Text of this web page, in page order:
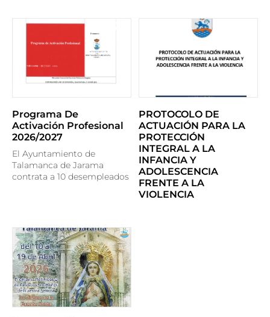
Programa De
Activación Profesional
2026/2027
El Ayuntamiento de
Talamanca de Jarama
contrata a 10 desempleados
PROTOCOLO DE
ACTUACIÓN PARA LA
PROTECCIÓN
INTEGRAL A LA
INFANCIA Y
ADOLESCENCIA
FRENTE A LA
VIOLENCIA